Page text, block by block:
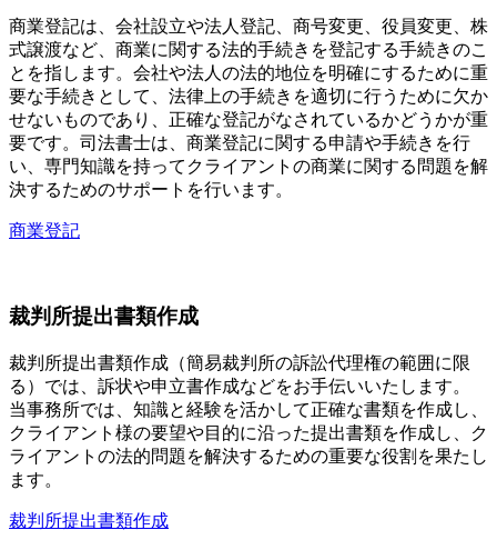
商業登記は、会社設立や法人登記、商号変更、役員変更、株
式譲渡など、商業に関する法的手続きを登記する手続きのこ
とを指します。会社や法人の法的地位を明確にするために重
要な手続きとして、法律上の手続きを適切に行うために欠か
せないものであり、正確な登記がなされているかどうかが重
要です。司法書士は、商業登記に関する申請や手続きを行
い、専門知識を持ってクライアントの商業に関する問題を解
決するためのサポートを行います。
商業登記
裁判所提出書類作成
裁判所提出書類作成（簡易裁判所の訴訟代理権の範囲に限
る）では、訴状や申立書作成などをお手伝いいたします。
当事務所では、知識と経験を活かして正確な書類を作成し、
クライアント様の要望や目的に沿った提出書類を作成し、ク
ライアントの法的問題を解決するための重要な役割を果たし
ます。
裁判所提出書類作成